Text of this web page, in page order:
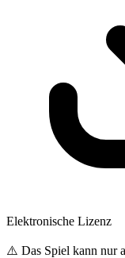
Elektronische Lizenz
⚠️ Das Spiel kann nur